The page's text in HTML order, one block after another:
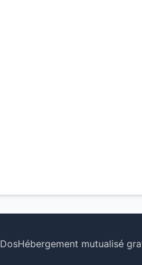
Hébergement mutualisé